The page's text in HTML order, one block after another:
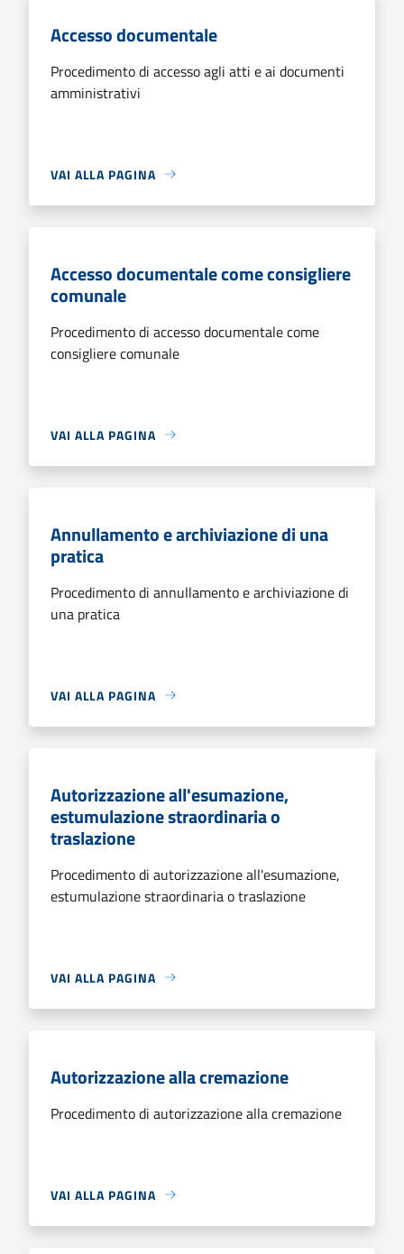
Accesso documentale
Procedimento di accesso agli atti e ai documenti
amministrativi
VAI ALLA PAGINA
Accesso documentale come consigliere
comunale
Procedimento di accesso documentale come
consigliere comunale
VAI ALLA PAGINA
Annullamento e archiviazione di una
pratica
Procedimento di annullamento e archiviazione di
una pratica
VAI ALLA PAGINA
Autorizzazione all'esumazione,
estumulazione straordinaria o
traslazione
Procedimento di autorizzazione all'esumazione,
estumulazione straordinaria o traslazione
VAI ALLA PAGINA
Autorizzazione alla cremazione
Procedimento di autorizzazione alla cremazione
VAI ALLA PAGINA